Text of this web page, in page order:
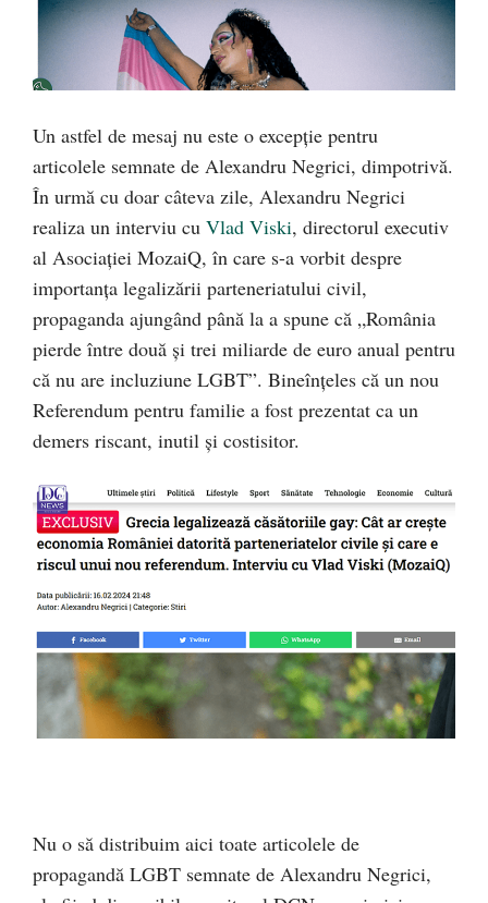
Un astfel de mesaj nu este o excepție pentru
articolele semnate de Alexandru Negrici, dimpotrivă.
În urmă cu doar câteva zile, Alexandru Negrici
realiza un interviu cu Vlad Viski, directorul executiv
al Asociației MozaiQ, în care s-a vorbit despre
importanța legalizării parteneriatului civil,
propaganda ajungând până la a spune că „România
pierde între două și trei miliarde de euro anual pentru
că nu are incluziune LGBT”. Bineînțeles că un nou
Referendum pentru familie a fost prezentat ca un
demers riscant, inutil și costisitor.
Nu o să distribuim aici toate articolele de
propagandă LGBT semnate de Alexandru Negrici,